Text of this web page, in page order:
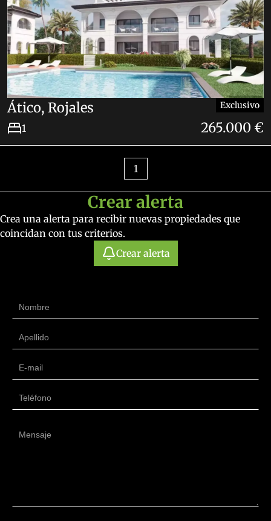
Ático, Rojales Exclusivo
1 265.000 €
1
Crear alerta
Crea una alerta para recibir nuevas propiedades que
coincidan con tus criterios.
Crear alerta